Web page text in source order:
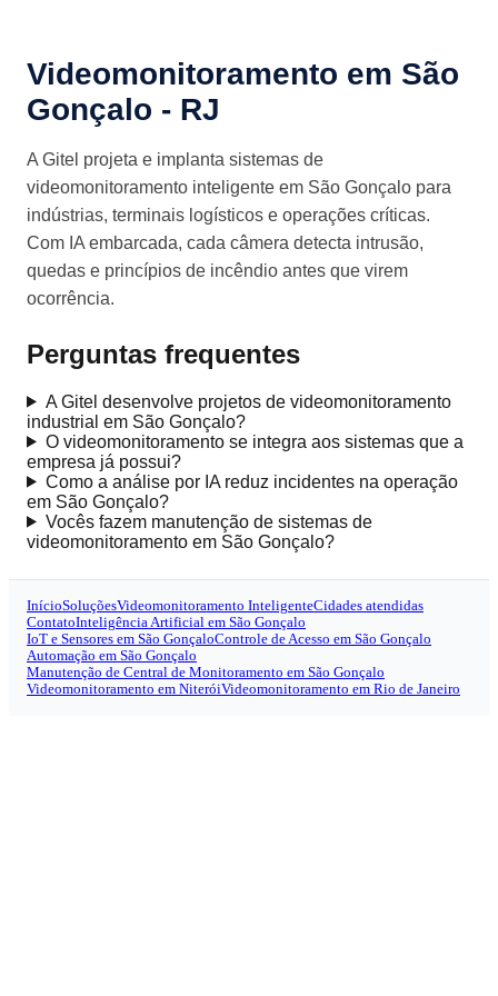
Videomonitoramento em São
Gonçalo - RJ
A Gitel projeta e implanta sistemas de
videomonitoramento inteligente em São Gonçalo para
indústrias, terminais logísticos e operações críticas.
Com IA embarcada, cada câmera detecta intrusão,
quedas e princípios de incêndio antes que virem
ocorrência.
Perguntas frequentes
A Gitel desenvolve projetos de videomonitoramento
industrial em São Gonçalo?
O videomonitoramento se integra aos sistemas que a
empresa já possui?
Como a análise por IA reduz incidentes na operação
em São Gonçalo?
Vocês fazem manutenção de sistemas de
videomonitoramento em São Gonçalo?
InícioSoluçõesVideomonitoramento InteligenteCidades atendidas
ContatoInteligência Artificial em São Gonçalo
IoT e Sensores em São GonçaloControle de Acesso em São Gonçalo
Automação em São Gonçalo
Manutenção de Central de Monitoramento em São Gonçalo
Videomonitoramento em NiteróiVideomonitoramento em Rio de Janeiro